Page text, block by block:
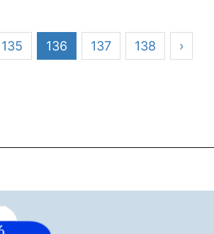
135 136 137 138
›